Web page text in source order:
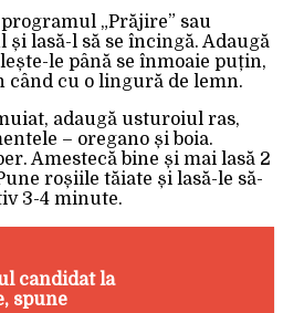
„Prăjire” sau
și lasă-l să se încingă. Adaugă
le până se înmoaie puțin,
când cu o lingură de lemn.
adaugă usturoiul ras,
– oregano și boia.
Amestecă bine și mai lasă 2
roșiile tăiate și lasă-le să-
3-4 minute.
candidat la
spune